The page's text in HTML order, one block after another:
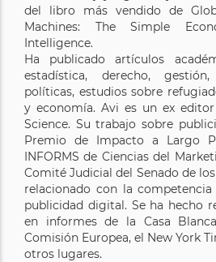
del libro más vendido de
Machines: The Simple
Intelligence.
Ha publicado artículos
estadística, derecho,
políticas, estudios sobre
y economía. Avi es un ex
Science. Su trabajo sobre
Premio de Impacto a Largo
INFORMS de Ciencias del
Comité Judicial del Senado de
relacionado con la
publicidad digital. Se ha hecho
en informes de la Casa
Comisión Europea, el New York
otros lugares.